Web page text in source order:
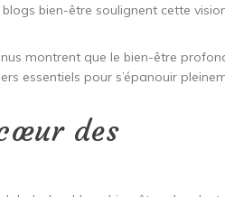
bien-être soulignent cette
montrent que le bien-être
essentiels pour s’épanouir
des